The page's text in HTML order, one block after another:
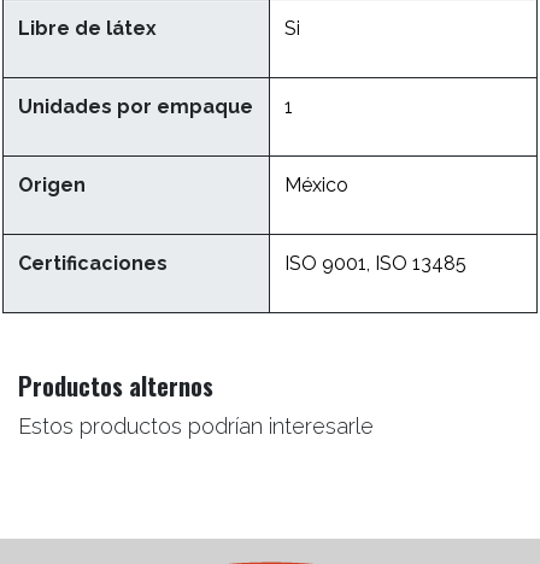
Libre de látex Si
Unidades por empaque 1
Origen México
Certificaciones ISO 9001, ISO 13485
Productos alternos
Estos productos podrían interesarle